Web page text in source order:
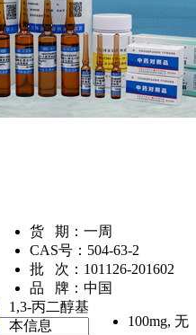
货 期： 一周
CAS号： 504-63-2
批 次： 101126-201602
品 牌： 中国
100mg, 无
1,3-丙二醇基
本信息